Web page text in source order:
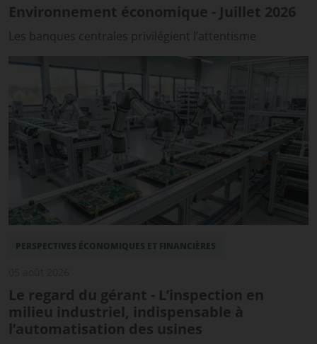
Environnement économique - Juillet 2026
Les banques centrales privilégient l’attentisme
PERSPECTIVES ÉCONOMIQUES ET FINANCIÈRES
Le regard du gérant - L’inspection en
milieu industriel, indispensable à
l’automatisation des usines